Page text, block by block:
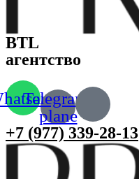
BTL
агентство
Telegram-
plane
+7 (977) 339-28-13